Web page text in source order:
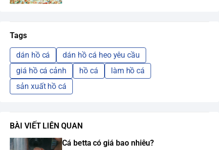
Tags
dán hồ cá
dán hồ cá heo yêu cầu
giá hồ cá cảnh
hồ cá
làm hồ cá
sản xuất hồ cá
BÀI VIẾT LIÊN QUAN
Cá betta có giá bao nhiêu?